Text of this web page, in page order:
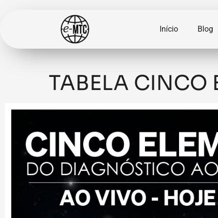
Início Blog
TABELA CINCO